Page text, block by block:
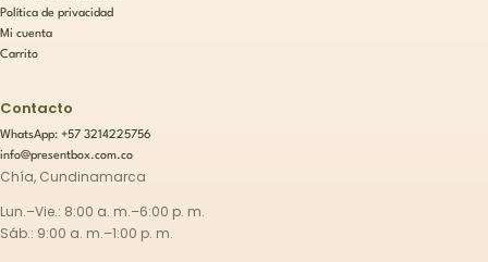
Política de privacidad
Mi cuenta
Carrito
Contacto
WhatsApp: +57 3214225756
info@presentbox.com.co
Chía, Cundinamarca
Lun.–Vie.: 8:00 a. m.–6:00 p. m.
Sáb.: 9:00 a. m.–1:00 p. m.